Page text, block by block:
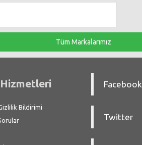
Tüm Markalarımız
Bildirimi
Facebook
Twitter